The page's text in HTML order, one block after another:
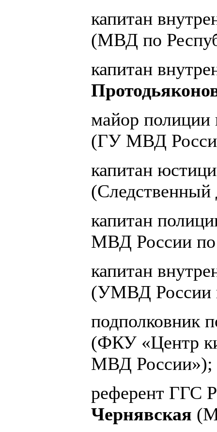
капитан
(МВД по
капитан
майор полиции
(ГУ МВД
капитан
капитан
МВД России по
капитан
(УМВД России
подполковник
(ФКУ «Центр
МВД России»);
референт ГГС
Чернявская